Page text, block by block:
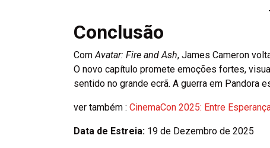
Conclusão
ComAvatar: Fire and Ash, James Cameron
O novo capítulo promete emoções fortes,
sentido no grande ecrã. A guerra em Pandora
ver também : CinemaCon 2025: Entre
Data de Estreia: 19 de Dezembro de 2025